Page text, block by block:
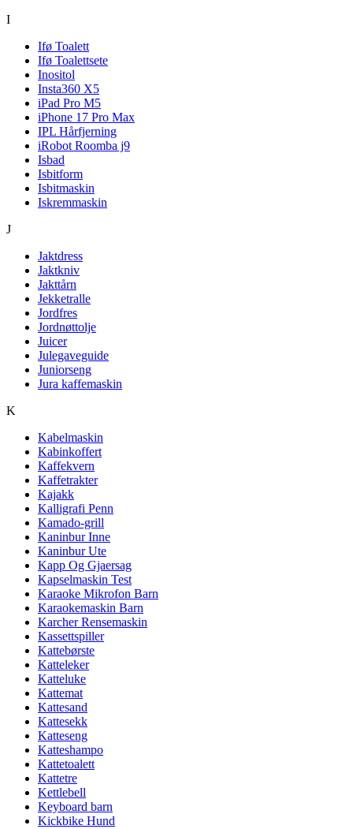
I
Ifø Toalett
Ifø Toalettsete
Inositol
Insta360 X5
iPad Pro M5
iPhone 17 Pro Max
IPL Hårfjerning
iRobot Roomba j9
Isbad
Isbitform
Isbitmaskin
Iskremmaskin
J
Jaktdress
Jaktkniv
Jakttårn
Jekketralle
Jordfres
Jordnøttolje
Juicer
Julegaveguide
Juniorseng
Jura kaffemaskin
K
Kabelmaskin
Kabinkoffert
Kaffekvern
Kaffetrakter
Kajakk
Kalligrafi Penn
Kamado-grill
Kaninbur Inne
Kaninbur Ute
Kapp Og Gjaersag
Kapselmaskin Test
Karaoke Mikrofon Barn
Karaokemaskin Barn
Karcher Rensemaskin
Kassettspiller
Kattebørste
Katteleker
Katteluke
Kattemat
Kattesand
Kattesekk
Katteseng
Katteshampo
Kattetoalett
Kattetre
Kettlebell
Keyboard barn
Kickbike Hund